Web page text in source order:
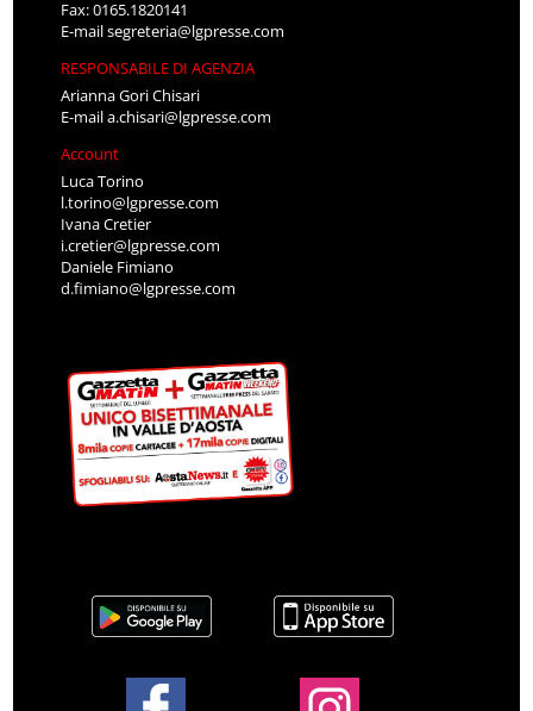
Fax: 0165.1820141
E-mailsegreteria@lgpresse.com
RESPONSABILE DI AGENZIA
Arianna Gori Chisari
E-maila.chisari@lgpresse.com
Account
Luca Torino
l.torino@lgpresse.com
Ivana Cretier
i.cretier@lgpresse.com
Daniele Fimiano
d.fimiano@lgpresse.com